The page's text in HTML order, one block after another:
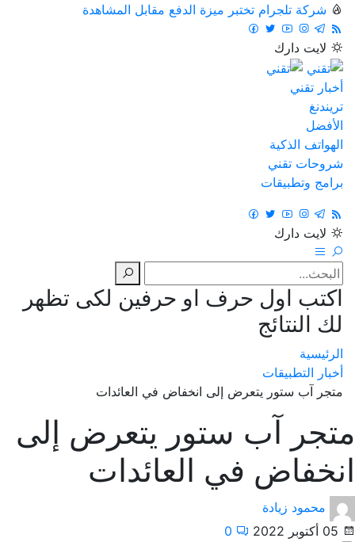
شركة تلجرام تختبر ميزة الدفع مقابل المشاهدة
لايت دارك
أخبار تقني
تريندنغ
الأفضل
الهواتف الذكية
شروحات تقني
برامج وتطبيقات
لايت دارك
اكتب اول حرف او حرفين لكى تظهر
لك النتائج
الرئيسية
أخبار التطبيقات
متجر آب ستور يتعرض إلى انخفاض في العائدات
متجر آب ستور يتعرض إلى
انخفاض في العائدات
محمود زيادة
05 أكتوبر 2022
0